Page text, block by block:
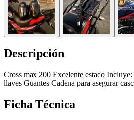
Descripción
Cross max 200 Excelente estado Incluye:
llaves Guantes Cadena para asegurar
Ficha Técnica